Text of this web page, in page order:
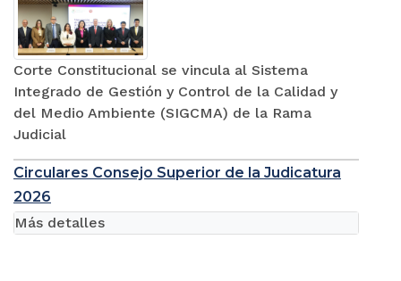
Corte Constitucional se vincula al Sistema
Integrado de Gestión y Control de la Calidad y
del Medio Ambiente (SIGCMA) de la Rama
Judicial
Circulares Consejo Superior de la Judicatura
2026
Más detalles